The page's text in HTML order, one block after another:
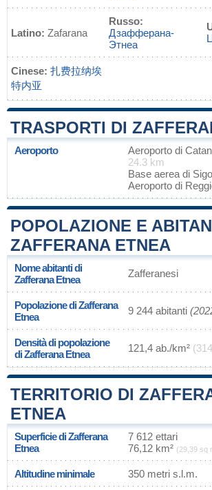
Latino: Zafarana
Russo:
Дзафферана-
Этнеа
Cinese: 扎费拉纳埃
特内亚
TRASPORTI DI
Aeroporto
Aeroporto di
24.3 km
Base aerea di
Aeroporto di
POPOLAZIONE E
ZAFFERANA ETNEA
Nome abitanti di
Zafferana Etnea
Zafferanesi
Popolazione di Zafferana
Etnea
9 244 abitanti
Densità di popolazione
di Zafferana Etnea
121,4 ab./km²
TERRITORIO DI
ETNEA
Superficie di Zafferana
Etnea
7 612 ettari
76,12 km² (29,39 sq
Altitudine minimale 350 metri s.l.m.